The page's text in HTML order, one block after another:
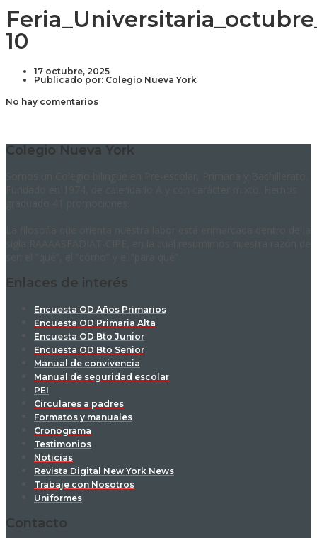
10
17 octubre, 2025
Publicado por: Colegio Nueva York
No hay comentarios
Colegio Nueva York
Enlaces de interés
Encuesta OD Años Primarios
Encuesta OD Primaria Alta
Encuesta OD Bto Junior
Encuesta OD Bto Senior
Manual de convivencia
Manual de seguridad escolar
PEI
Circulares a padres
Formatos y manuales
Cronograma
Testimonios
Noticias
Revista Digital New York News
Trabaje con Nosotros
Uniformes
Contacto